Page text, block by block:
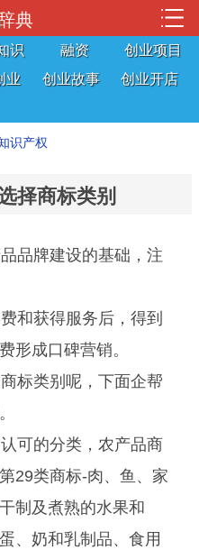
典
识 融资
创业项目
业 创业故事
创业开店
识产权
择商标类别
品牌建设的基础，注
和获得服务后，得到
形成口碑营销。
标类别呢，下面企帮
的分类，农产品商
类商标-肉、鱼、家
制及煮熟的水果和
、奶和乳制品、食用